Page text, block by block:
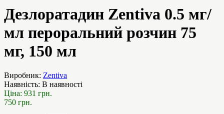
Дезлоратадин Zentiva 0.5 мг/
мл пероральний розчин 75
мг, 150 мл
Виробник: Zentiva
Наявність: В наявності
Ціна: 931 грн.
750 грн.